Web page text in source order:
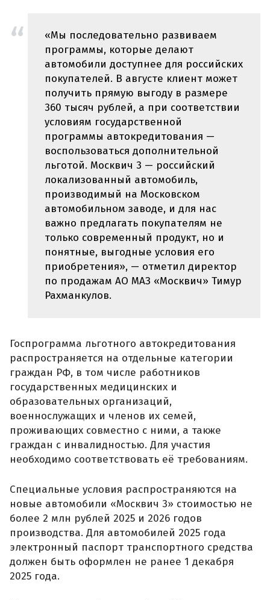
«Мы последовательно развиваем
программы, которые делают
автомобили доступнее для российских
покупателей. В августе клиент может
получить прямую выгоду в размере
360 тысяч рублей, а при соответствии
условиям государственной
программы автокредитования —
воспользоваться дополнительной
льготой. Москвич 3 — российский
локализованный автомобиль,
производимый на Московском
автомобильном заводе, и для нас
важно предлагать покупателям не
только современный продукт, но и
понятные, выгодные условия его
приобретения», — отметил директор
по продажам АО МАЗ «Москвич» Тимур
Рахманкулов.
Госпрограмма льготного автокредитования
распространяется на отдельные категории
граждан РФ, в том числе работников
государственных медицинских и
образовательных организаций,
военнослужащих и членов их семей,
проживающих совместно с ними, а также
граждан с инвалидностью. Для участия
необходимо соответствовать её требованиям.
Специальные условия распространяются на
новые автомобили «Москвич 3» стоимостью не
более 2 млн рублей 2025 и 2026 годов
производства. Для автомобилей 2025 года
электронный паспорт транспортного средства
должен быть оформлен не ранее 1 декабря
2025 года.